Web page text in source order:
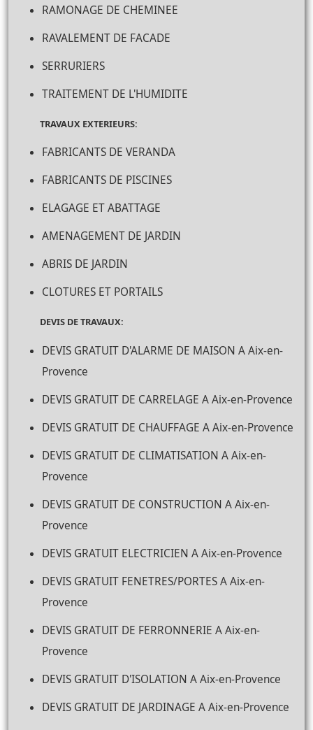
RAMONAGE DE CHEMINEE
RAVALEMENT DE FACADE
SERRURIERS
TRAITEMENT DE L'HUMIDITE
TRAVAUX EXTERIEURS:
FABRICANTS DE VERANDA
FABRICANTS DE PISCINES
ELAGAGE ET ABATTAGE
AMENAGEMENT DE JARDIN
ABRIS DE JARDIN
CLOTURES ET PORTAILS
DEVIS DE TRAVAUX:
DEVIS GRATUIT D'ALARME DE MAISON A Aix-en-
Provence
DEVIS GRATUIT DE CARRELAGE A Aix-en-Provence
DEVIS GRATUIT DE CHAUFFAGE A Aix-en-Provence
DEVIS GRATUIT DE CLIMATISATION A Aix-en-
Provence
DEVIS GRATUIT DE CONSTRUCTION A Aix-en-
Provence
DEVIS GRATUIT ELECTRICIEN A Aix-en-Provence
DEVIS GRATUIT FENETRES/PORTES A Aix-en-
Provence
DEVIS GRATUIT DE FERRONNERIE A Aix-en-
Provence
DEVIS GRATUIT D'ISOLATION A Aix-en-Provence
DEVIS GRATUIT DE JARDINAGE A Aix-en-Provence